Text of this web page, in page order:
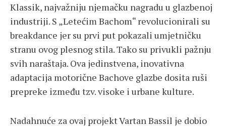
Klassik, najvažniju njemačku nagradu u glazbenoj
industriji. S „Letećim Bachom“ revolucionirali su
breakdance jer su prvi put pokazali umjetničku
stranu ovog plesnog stila. Tako su privukli pažnju
svih naraštaja. Ova jedinstvena, inovativna
adaptacija motorične Bachove glazbe dosita ruši
prepreke između tzv. visoke i urbane kulture.
Nadahnuće za ovaj projekt Vartan Bassil je dobio